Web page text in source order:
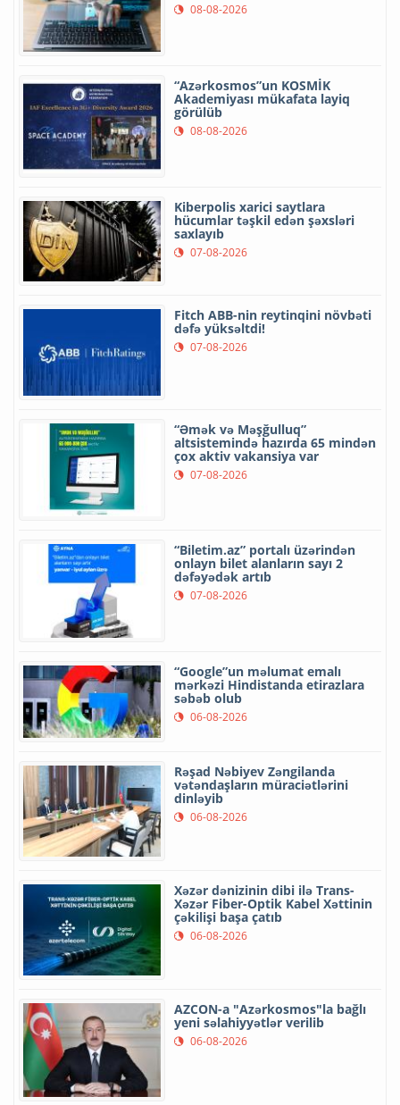
08-08-2026
“Azərkosmos”un KOSMİK
Akademiyası mükafata layiq
görülüb
08-08-2026
Kiberpolis xarici saytlara
hücumlar təşkil edən şəxsləri
saxlayıb
07-08-2026
Fitch ABB-nin reytinqini növbəti
dəfə yüksəltdi!
07-08-2026
“Əmək və Məşğulluq”
altsistemində hazırda 65 mindən
çox aktiv vakansiya var
07-08-2026
“Biletim.az” portalı üzərindən
onlayn bilet alanların sayı 2
dəfəyədək artıb
07-08-2026
“Google”un məlumat emalı
mərkəzi Hindistanda etirazlara
səbəb olub
06-08-2026
Rəşad Nəbiyev Zəngilanda
vətəndaşların müraciətlərini
dinləyib
06-08-2026
Xəzər dənizinin dibi ilə Trans-
Xəzər Fiber-Optik Kabel Xəttinin
çəkilişi başa çatıb
06-08-2026
AZCON-a "Azərkosmos"la bağlı
yeni səlahiyyətlər verilib
06-08-2026